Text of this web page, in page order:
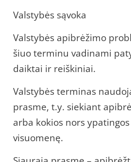
Valstybės sąvoka
Valstybės apibrėžimo
šiuo terminu vadinami
daiktai ir reiškiniai.
Valstybės terminas
prasme, t.y. siekiant
arba kokios nors
visuomenę.